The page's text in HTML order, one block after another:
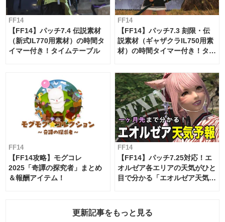
FF14
【FF14】パッチ7.4 伝説素材
（新式IL770用素材）の時間タ
イマー付き！タイムテーブル
FF14
【FF14】パッチ7.3 刻限・伝
説素材（ギャザクラIL750用素
材）の時間タイマー付き！タイ
FF14
【FF14攻略】モグコレ
2025「奇譚の探究者」まとめ
＆報酬アイテム！
FF14
【FF14】パッチ7.25対応！エ
オルゼア各エリアの天気がひと
目で分かる「エオルゼア天気予
更新記事をもっと見る